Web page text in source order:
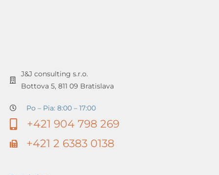
J&J consulting s.r.o.
Bottova 5, 811 09 Bratislava
Po – Pia: 8:00 – 17:00
+421 904 798 269
+421 2 6383 0138